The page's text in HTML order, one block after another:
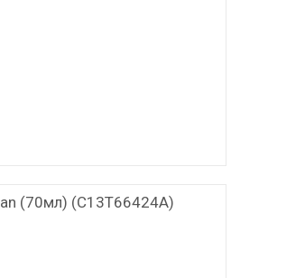
(70мл) (C13T66424A)